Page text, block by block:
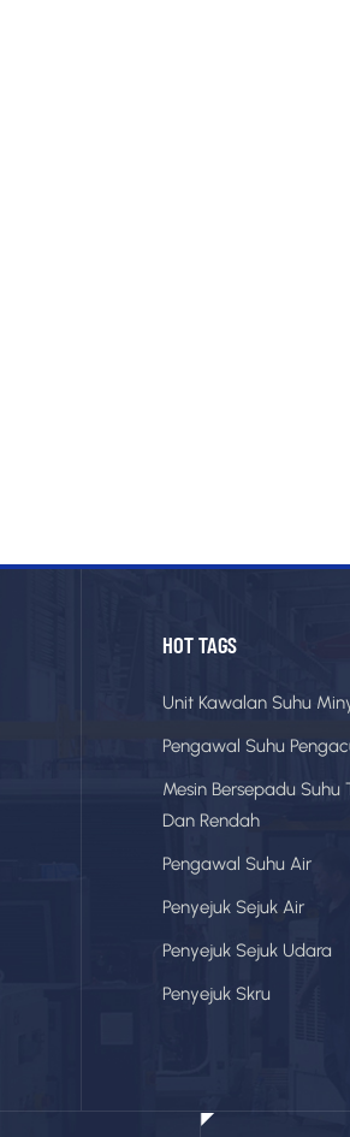
HOT TAGS
Unit Kawalan Suhu
Pengawal Suhu
Mesin Bersepadu Suhu
Dan Rendah
Pengawal Suhu Air
Penyejuk Sejuk Air
Penyejuk Sejuk Udara
Penyejuk Skru